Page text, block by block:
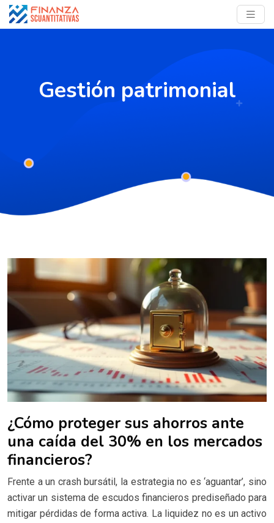
Gestión patrimonial
¿Cómo proteger sus ahorros ante
una caída del 30% en los mercados
financieros?
Frente a un crash bursátil, la estrategia no es ‘aguantar’, sino
activar un sistema de escudos financieros prediseñado para
mitigar pérdidas de forma activa. La liquidez no es un activo